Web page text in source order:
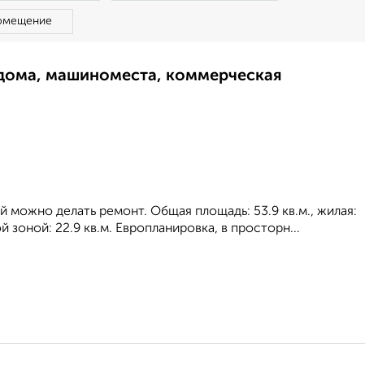
машиноместа, коммерческая
можно делать ремонт. Общая площадь: 53.9 кв.м., жилая:
22.9 кв.м. Европланировка, в просторн...